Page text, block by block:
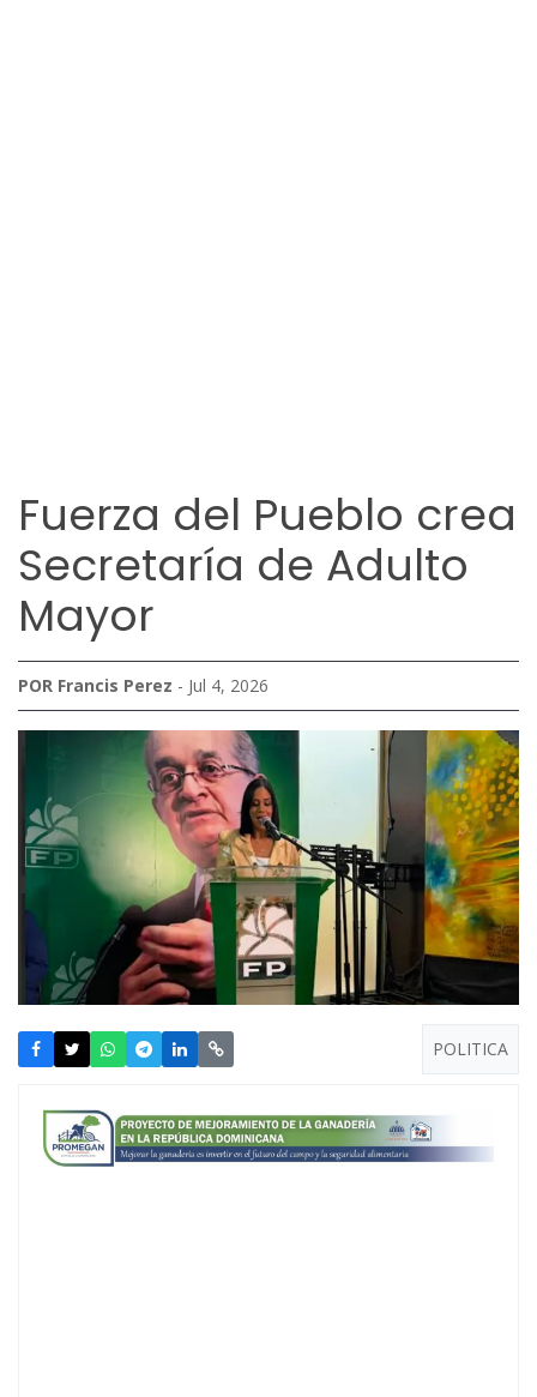
Fuerza del Pueblo crea
Secretaría de Adulto
Mayor
POR Francis Perez - Jul 4, 2026
POLITICA